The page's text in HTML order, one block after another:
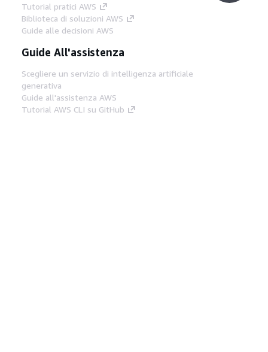
Tutorial pratici AWS
Biblioteca di soluzioni AWS
Guide alle decisioni AWS
Guide All'assistenza
Scegliere un servizio di intelligenza artificiale
generativa
Guide all'assistenza AWS
Tutorial AWS CLI su GitHub